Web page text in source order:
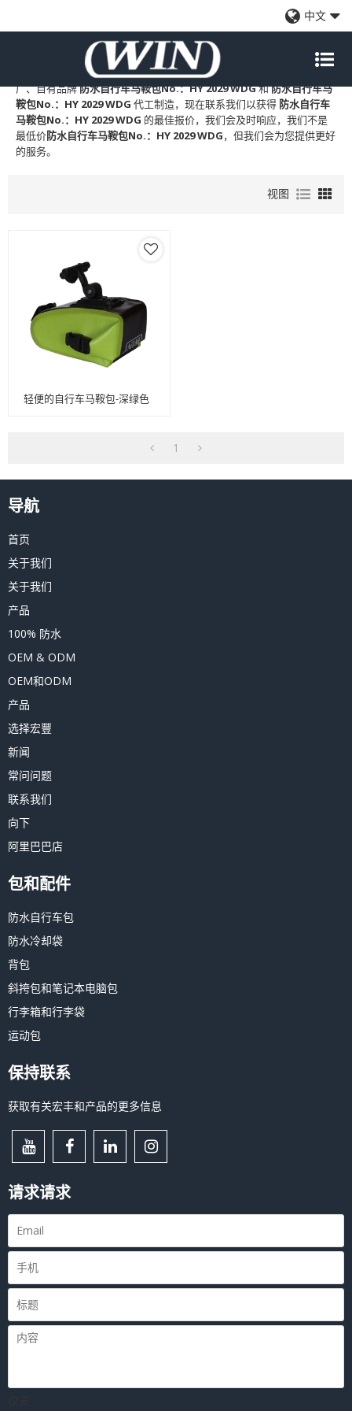
中文
防水自行车马鞍包No.：HY 2029 WDG
的专业中国制造商和供
应商，我们提供定制批发防水自行车马鞍包No.：HY 2029 WDG
厂、自有品牌防水自行车马鞍包No.：HY 2029 WDG和防水自行车马
鞍包No.：HY 2029 WDG 代工制造，现在联系我们以获得 防水自行车
马鞍包No.：HY 2029 WDG 的最佳报价，我们会及时响应，我们不是
最低价防水自行车马鞍包No.：HY 2029 WDG，但我们会为您提供更好
的服务。
视图
轻便的自行车马鞍包-深绿色
1
导航
首页
关于我们
关于我们
产品
100% 防水
OEM & ODM
OEM和ODM
产品
选择宏豐
新闻
常问问题
联系我们
向下
阿里巴巴店
包和配件
防水自行车包
防水冷却袋
背包
斜挎包和笔记本电脑包
行李箱和行李袋
运动包
保持联系
获取有关宏丰和产品的更多信息
请求请求